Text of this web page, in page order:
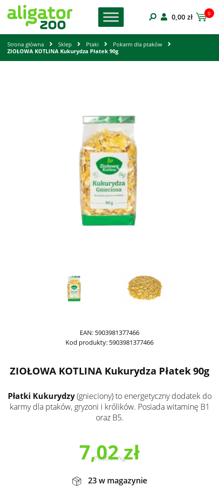
0,00 zł 0
Strona główna Sklep Ptaki
Pokarm dla ptaków
ZIOŁOWA KOTLINA Kukurydza Płatek 90g
EAN: 5903981377466
Kod produkty: 5903981377466
ZIOŁOWA KOTLINA Kukurydza Płatek 90g
Płatki Kukurydzy(gnieciony) to energetyczny dodatek do
karmy dla ptaków, gryzoni i królików. Posiada witaminę B1
oraz B5.
7,02zł
78,00zł /kg
23 w magazynie